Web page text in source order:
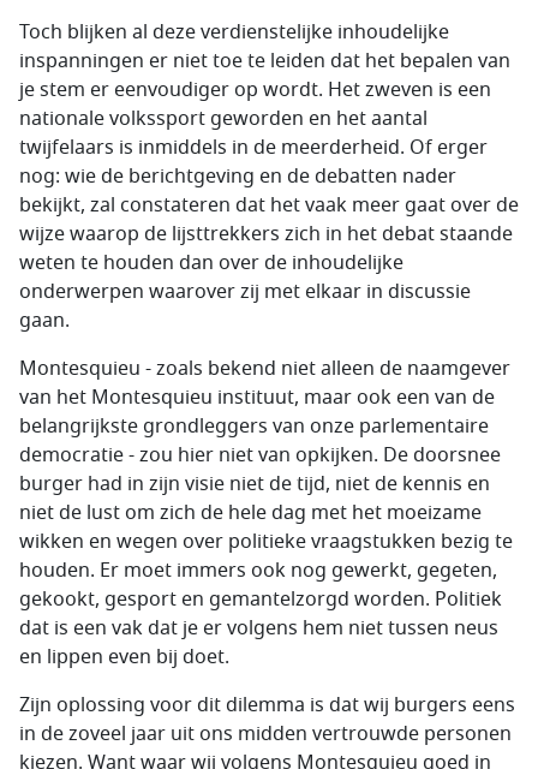
Toch blijken al deze verdienstelijke inhoudelijke
inspanningen er niet toe te leiden dat het bepalen van
je stem er eenvoudiger op wordt. Het zweven is een
nationale volkssport geworden en het aantal
twijfelaars is inmiddels in de meerderheid. Of erger
nog: wie de berichtgeving en de debatten nader
bekijkt, zal constateren dat het vaak meer gaat over de
wijze waarop de lijsttrekkers zich in het debat staande
weten te houden dan over de inhoudelijke
onderwerpen waarover zij met elkaar in discussie
gaan.
Montesquieu - zoals bekend niet alleen de naamgever
van het Montesquieu instituut, maar ook een van de
belangrijkste grondleggers van onze parlementaire
democratie - zou hier niet van opkijken. De doorsnee
burger had in zijn visie niet de tijd, niet de kennis en
niet de lust om zich de hele dag met het moeizame
wikken en wegen over politieke vraagstukken bezig te
houden. Er moet immers ook nog gewerkt, gegeten,
gekookt, gesport en gemantelzorgd worden. Politiek
dat is een vak dat je er volgens hem niet tussen neus
en lippen even bij doet.
Zijn oplossing voor dit dilemma is dat wij burgers eens
in de zoveel jaar uit ons midden vertrouwde personen
kiezen. Want waar wij volgens Montesquieu goed in